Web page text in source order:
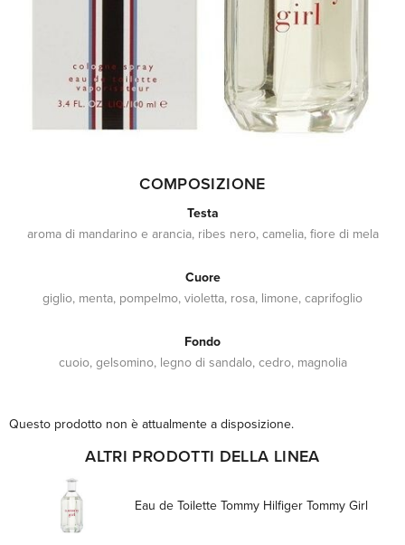
COMPOSIZIONE
Testa
aroma di mandarino e arancia, ribes nero, camelia, fiore di mela
Cuore
giglio, menta, pompelmo, violetta, rosa, limone, caprifoglio
Fondo
cuoio, gelsomino, legno di sandalo, cedro, magnolia
Questo prodotto non è attualmente a disposizione.
ALTRI PRODOTTI DELLA LINEA
Eau de Toilette Tommy Hilfiger Tommy Girl